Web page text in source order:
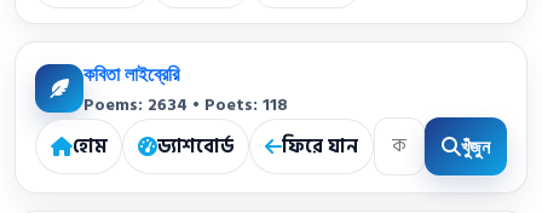
কবিতা লাইব্রেরি
Poems: 2634 • Poets: 118
হোম ড্যাশবোর্ড ফিরে যান খুঁজুন